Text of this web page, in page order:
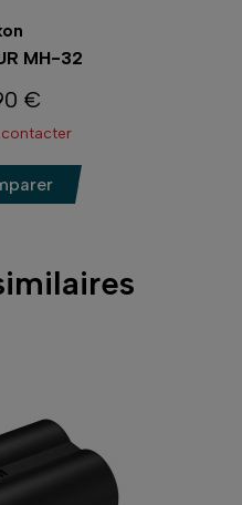
MH-32
€
contacter